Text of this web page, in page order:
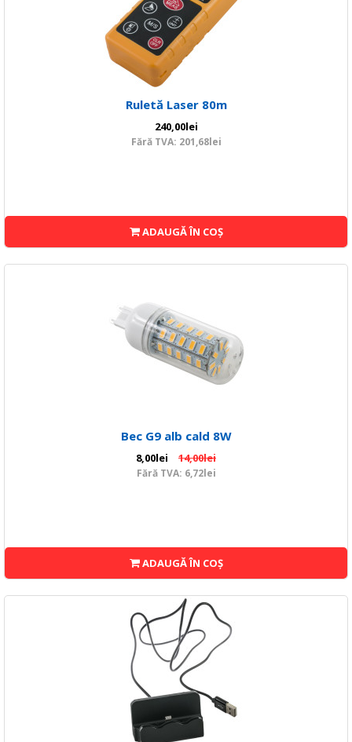
Ruletă Laser 80m
240,00lei
Fără TVA: 201,68lei
ADAUGĂ ÎN COŞ
Bec G9 alb cald 8W
8,00lei 14,00lei
Fără TVA: 6,72lei
ADAUGĂ ÎN COŞ